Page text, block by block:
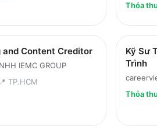
Thỏa
Content Creditor
IEMC GROUP
📍 TP.HCM
Kỹ Sư
Trình
Thỏa